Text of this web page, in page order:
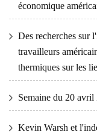
économique
Des recherches sur
travailleurs
thermiques sur les
Semaine du 20 avril
Kevin Warsh et